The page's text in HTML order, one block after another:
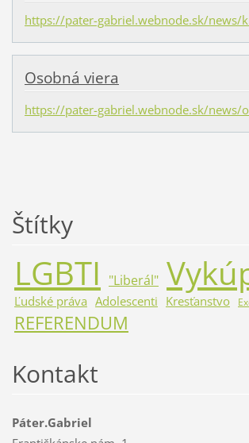
https://pater-gabriel.webnode.sk/news/
Osobná viera
https://pater-gabriel.webnode.sk/news/
Štítky
LGBTI "Liberál"
Ľudské práva Adolescenti Kresťanstvo
REFERENDUM
Kontakt
Páter.Gabriel